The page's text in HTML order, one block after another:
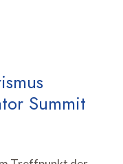
Summit